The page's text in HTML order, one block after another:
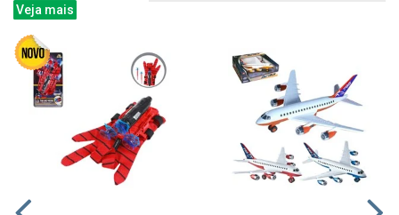
Veja mais